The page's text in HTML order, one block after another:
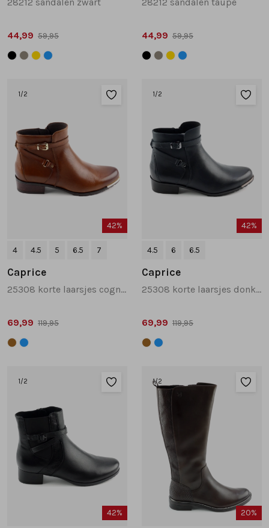
28212 sandalen zwart
44,99 59,95
28212 sandalen taupe
44,99 59,95
1 /2
42%
4 4.5 5 6.5 7
Caprice
25308 korte laarsjes cognac
69,99 119,95
1 /2
42%
4.5 6 6.5
Caprice
25308 korte laarsjes donkerblauw
69,99 119,95
1 /2
42%
1/2
20%